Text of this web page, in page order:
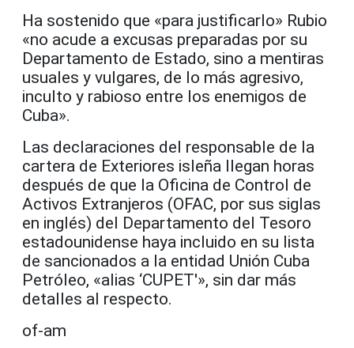
Ha sostenido que «para justificarlo» Rubio
«no acude a excusas preparadas por su
Departamento de Estado, sino a mentiras
usuales y vulgares, de lo más agresivo,
inculto y rabioso entre los enemigos de
Cuba».
Las declaraciones del responsable de la
cartera de Exteriores isleña llegan horas
después de que la Oficina de Control de
Activos Extranjeros (OFAC, por sus siglas
en inglés) del Departamento del Tesoro
estadounidense haya incluido en su lista
de sancionados a la entidad Unión Cuba
Petróleo, «alias ‘CUPET'», sin dar más
detalles al respecto.
of-am